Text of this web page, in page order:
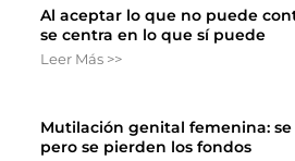
Al aceptar lo que no puede
se centra en lo que sí puede
Leer Más >>
Mutilación genital femenina:
pero se pierden los fondos